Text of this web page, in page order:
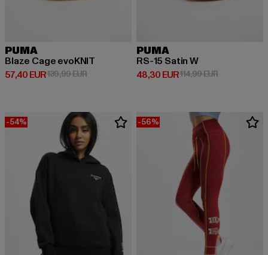
PUMA
Blaze Cage evoKNIT
57,40 EUR
Derzeitiger Preis: 57,40 EUR
139,99 EURAktionspreis: 139,99 EUR
PUMA
RS-15 Satin W
48,30 EUR
Derzeitiger Preis: 48,30 EUR
114,99 EURAktionspreis:
-54% -56%